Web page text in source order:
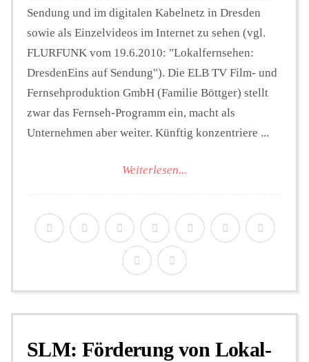
Sendung und im digitalen Kabelnetz in Dresden
sowie als Einzelvideos im Internet zu sehen (vgl.
FLURFUNK vom 19.6.2010: "Lokalfernsehen:
DresdenEins auf Sendung"). Die ELB TV Film- und
Fernsehproduktion GmbH (Familie Böttger) stellt
zwar das Fernseh-Programm ein, macht als
Unternehmen aber weiter. Künftig konzentriere ...
Weiterlesen...
SLM: Förderung von Lokal-